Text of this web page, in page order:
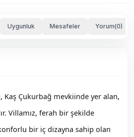
Uygunluk Mesafeler Yorum(0)
Kaş Çukurbağ mevkiinde yer alan,
Villamız, ferah bir şekilde
bir iç dizayna sahip olan